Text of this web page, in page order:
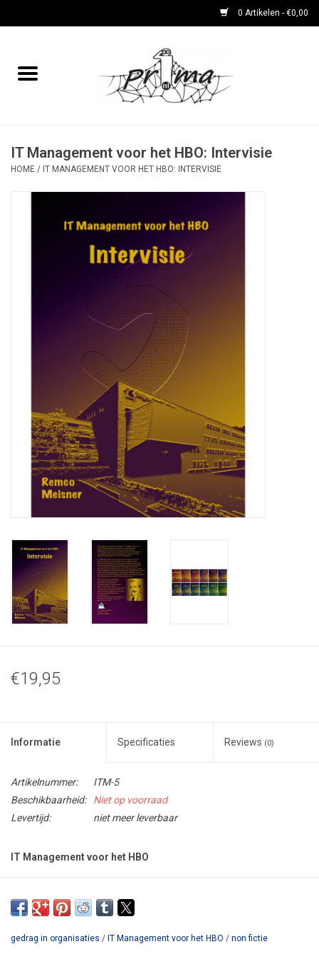
0 Artikelen - €0,00
Home
DVD's en CD's
Rare Dingetjes-reeks
Bemoste Beeld-prijswinnaars
IT Management voor het HBO: Intervisie
HOME / IT MANAGEMENT VOOR HET HBO: INTERVISIE
€19,95
Informatie Specificaties Reviews (0)
Artikelnummer:
ITM-5
Beschikbaarheid:
Niet op voorraad
Levertijd:
niet meer leverbaar
IT Management voor het HBO
LET OP: DIT BOEK WORDT GEACTUALISEERD EN NADIEN
gedrag in organisaties / IT Management voor het HBO / non fictie